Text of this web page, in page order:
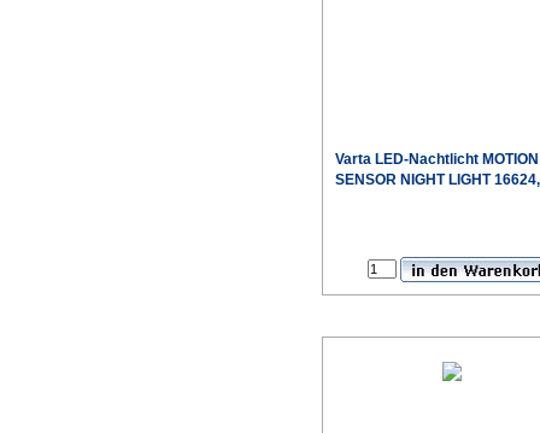
Varta LED-Nachtlicht MOTION
SENSOR NIGHT LIGHT